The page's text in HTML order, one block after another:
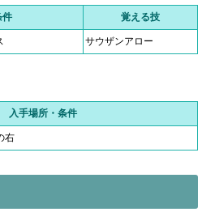
件 覚える技
サウザンアロー
入手場所・条件
右